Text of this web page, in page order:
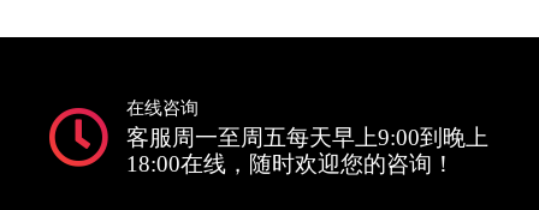
在线咨询
客服周一至周五每天早上9:00到晚上
18:00在线，随时欢迎您的咨询！